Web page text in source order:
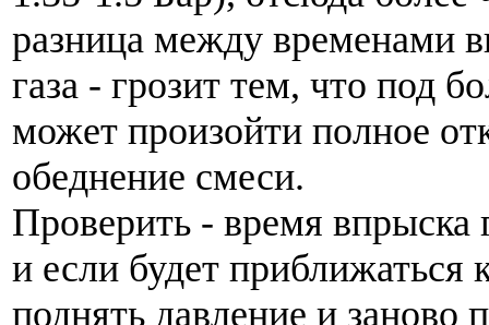
разница между временами
газа - грозит тем, что под
может произойти полное
обеднение смеси.
Проверить - время впрыска
и если будет приближаться
поднять давление и заново